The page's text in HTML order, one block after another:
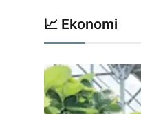
📈 Ekonomi